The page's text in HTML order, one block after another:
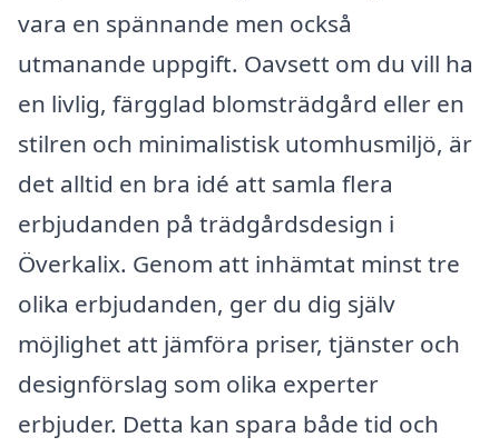
vara en spännande men också
utmanande uppgift. Oavsett om du vill ha
en livlig, färgglad blomsträdgård eller en
stilren och minimalistisk utomhusmiljö, är
det alltid en bra idé att samla flera
erbjudanden på trädgårdsdesign i
Överkalix. Genom att inhämtat minst tre
olika erbjudanden, ger du dig själv
möjlighet att jämföra priser, tjänster och
designförslag som olika experter
erbjuder. Detta kan spara både tid och